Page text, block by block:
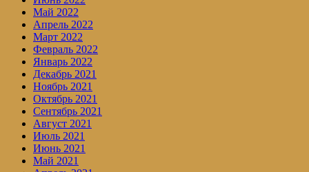
Май 2022
Апрель 2022
Март 2022
Февраль 2022
Январь 2022
Декабрь 2021
Ноябрь 2021
Октябрь 2021
Сентябрь 2021
Август 2021
Июль 2021
Июнь 2021
Май 2021